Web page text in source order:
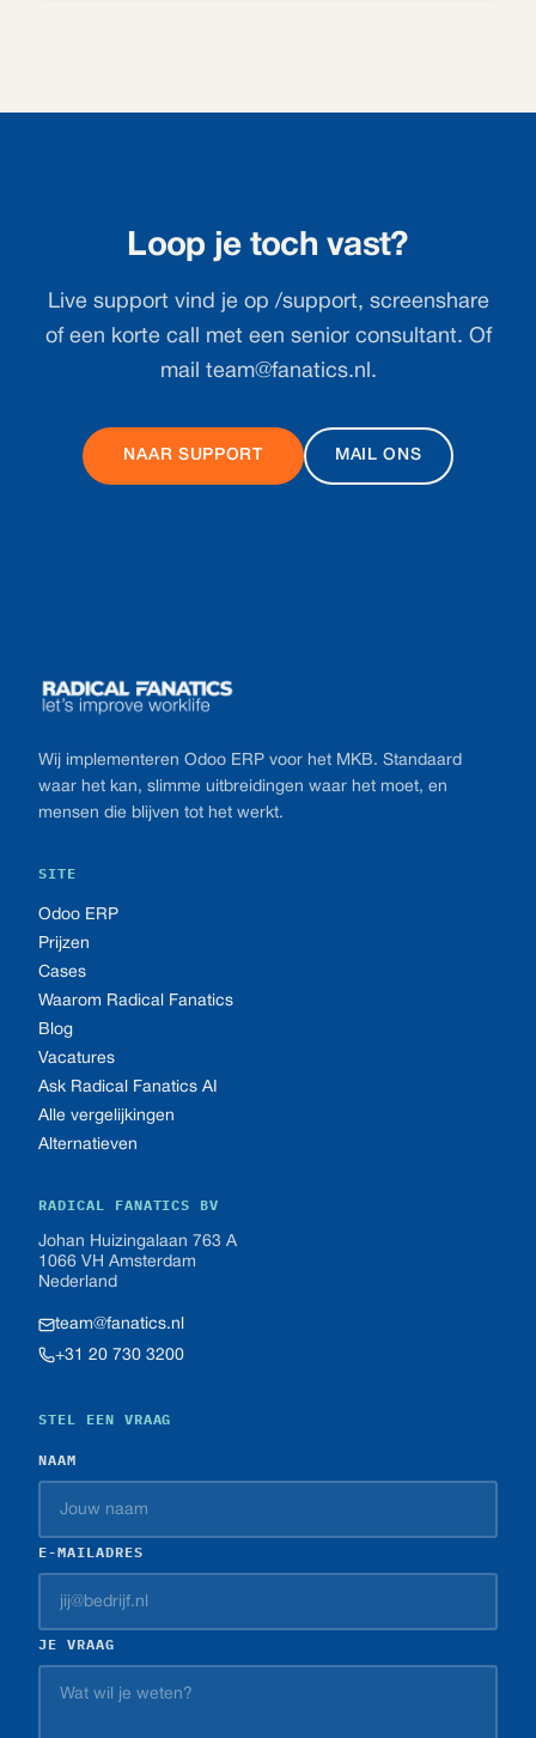
Loop je toch vast?
Live support vind je op /support, screenshare
of een korte call met een senior consultant. Of
mail team@fanatics.nl .
NAAR SUPPORT MAIL ONS
Wij implementeren Odoo ERP voor het MKB. Standaard
waar het kan, slimme uitbreidingen waar het moet, en
mensen die blijven tot het werkt.
SITE
Odoo ERP
Prijzen
Cases
Waarom Radical Fanatics
Blog
Vacatures
Ask Radical Fanatics AI
Alle vergelijkingen
Alternatieven
RADICAL FANATICS BV
Johan Huizingalaan 763 A
1066 VH Amsterdam
Nederland
team@fanatics.nl
+31 20 730 3200
STEL EEN VRAAG
NAAM
E-MAILADRES
JE VRAAG